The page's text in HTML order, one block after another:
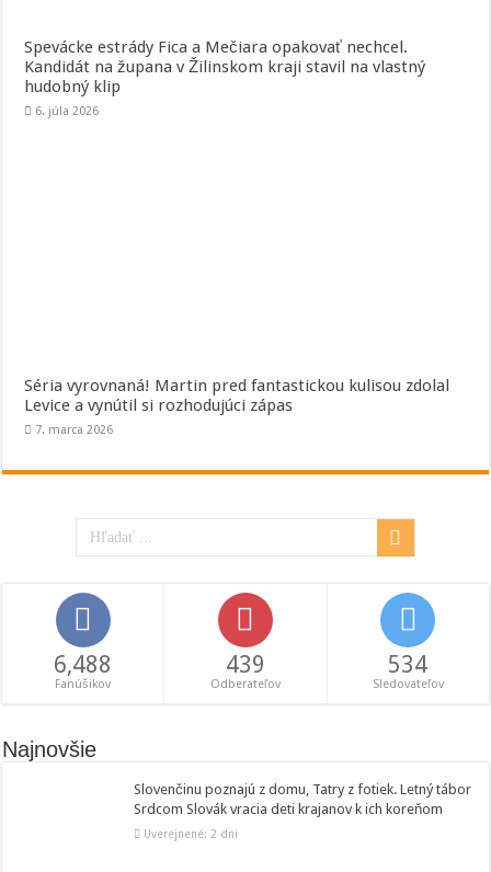
Spevácke estrády Fica a Mečiara opakovať nechcel.
Kandidát na župana v Žilinskom kraji stavil na vlastný
hudobný klip
6. júla 2026
Séria vyrovnaná! Martin pred fantastickou kulisou zdolal
Levice a vynútil si rozhodujúci zápas
7. marca 2026
6,488
Fanúšikov
439
Odberateľov
534
Sledovateľov
Najnovšie
Slovenčinu poznajú z domu, Tatry z fotiek. Letný tábor
Srdcom Slovák vracia deti krajanov k ich koreňom
Uverejnené: 2 dni